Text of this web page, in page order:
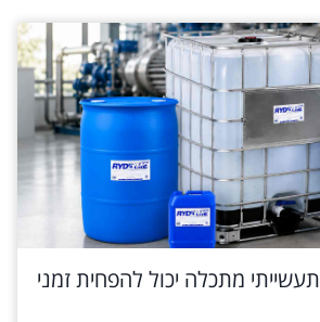
מתכלה יכול להפחית זמני